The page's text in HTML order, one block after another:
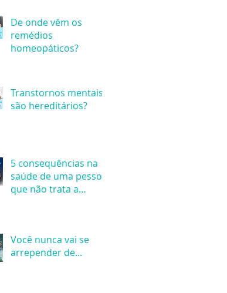
De onde vêm os
remédios
homeopáticos?
Transtornos mentais
são hereditários?
5 consequências na
saúde de uma pessoa
que não trata a
Você nunca vai se
arrepender de...